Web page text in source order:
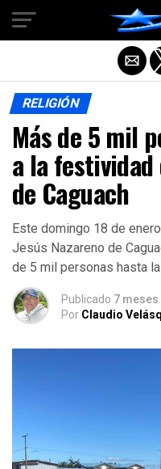
RELIGIÓN
Más de 5 mil
a la festividad
de Caguach
Este domingo 18 de
Jesús Nazareno de
de 5 mil personas hasta
Publicado 7 meses
Por Claudio
Salir de